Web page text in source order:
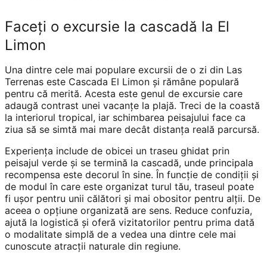
Faceți o excursie la cascadă la El
Limon
Una dintre cele mai populare excursii de o zi din Las
Terrenas este Cascada El Limon și rămâne populară
pentru că merită. Acesta este genul de excursie care
adaugă contrast unei vacanțe la plajă. Treci de la coastă
la interiorul tropical, iar schimbarea peisajului face ca
ziua să se simtă mai mare decât distanța reală parcursă.
Experiența include de obicei un traseu ghidat prin
peisajul verde și se termină la cascadă, unde principala
recompensa este decorul în sine. În funcție de condiții și
de modul în care este organizat turul tău, traseul poate
fi ușor pentru unii călători și mai obositor pentru alții. De
aceea o opțiune organizată are sens. Reduce confuzia,
ajută la logistică și oferă vizitatorilor pentru prima dată
o modalitate simplă de a vedea una dintre cele mai
cunoscute atracții naturale din regiune.